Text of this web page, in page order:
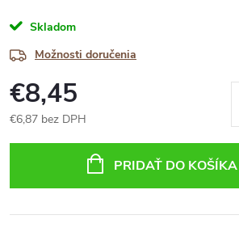
Skladom
Možnosti doručenia
€8,45
€6,87 bez DPH
PRIDAŤ DO KOŠÍKA